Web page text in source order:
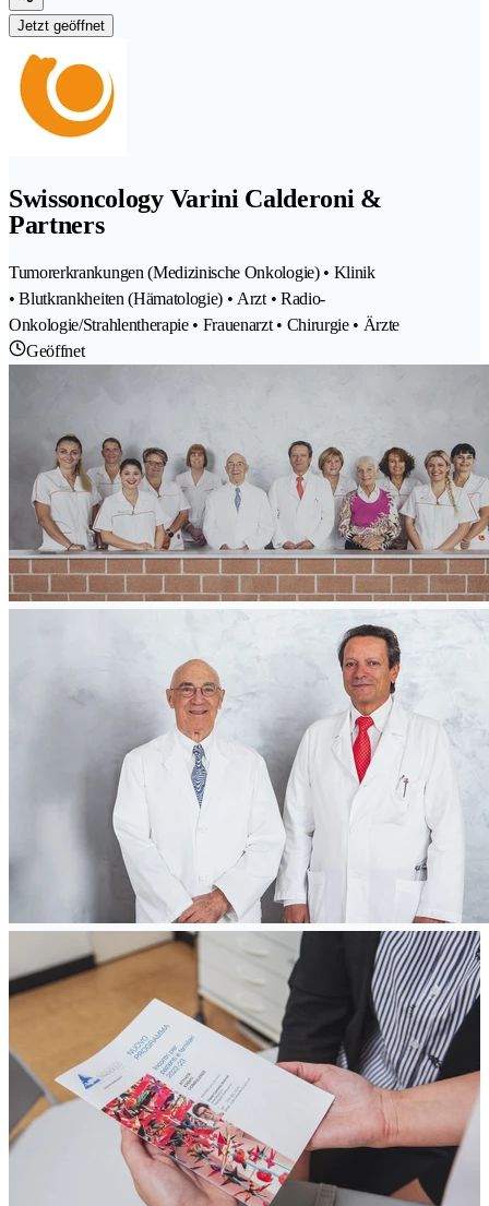
Jetzt geöffnet
Swissoncology Varini Calderoni &
Partners
Tumorerkrankungen (Medizinische Onkologie) • Klinik
• Blutkrankheiten (Hämatologie) • Arzt • Radio-
Onkologie/Strahlentherapie • Frauenarzt • Chirurgie • Ärzte
Geöffnet